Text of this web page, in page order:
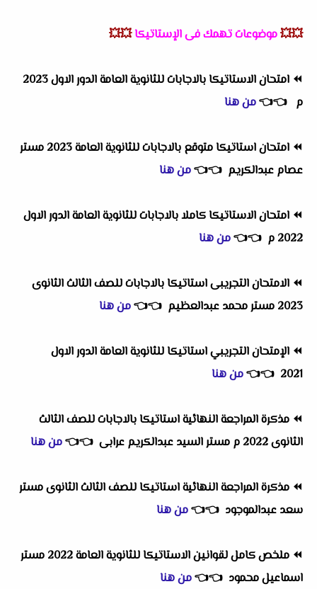
💥💥موضوعات تهمك فى الإستاتيكا💥💥
⏪
امتحان الاستاتيكا بالاجابات للثانوية العامة الدور الاول 2023
م 👈
👈من هنا
⏪
امتحان استاتيكا متوقع بالاجابات للثانوية العامة 2023 مستر
عصام عبدالكريم 👈
👈من هنا
⏪ امتحان الاستاتيكا كاملا بالاجابات للثانوية العامة الدور الاول
2022 م
👈
👈من هنا
⏪ الامتحان التجريبى استاتيكا بالاجابات للصف الثالث الثانوى
2023 مستر محمد عبدالعظيم
👈
👈من هنا
⏪ الإمتحان التجريبي استاتيكا للثانوية العامة الدور الاول
2021
👈
👈من هنا
⏪ مذكرة المراجعة النهائية استاتيكا بالاجابات للصف الثالث
الثانوى 2022 م مستر السيد عبدالكريم عرابى
👈
👈من هنا
⏪ مذكرة المراجعة النهائية استاتيكا للصف الثالث الثانوى مستر
سعد عبدالموجود 👈
👈من هنا
⏪
ملخص كامل لقوانين الاستاتيكا للثانوية العامة 2022 مستر
اسماعيل محمود 👈
👈من هنا